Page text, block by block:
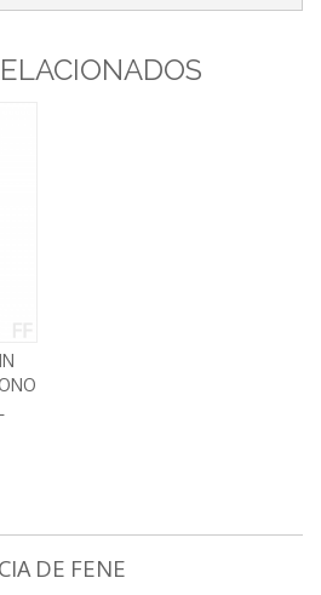
DE FENE